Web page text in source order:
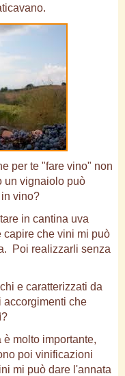
per te "fare vino" non
un vignaiolo può
vino?
in cantina uva
che vini mi può
Poi realizzarli senza
e caratterizzati da
accorgimenti che
molto importante,
poi vinificazioni
mi può dare l'annata